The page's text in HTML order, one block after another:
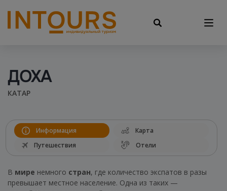
ДОХА
КАТАР
Информация
Карта
Путешествия
Отели
В мире немного стран, где количество экспатов в разы
превышает местное население. Одна из таких —